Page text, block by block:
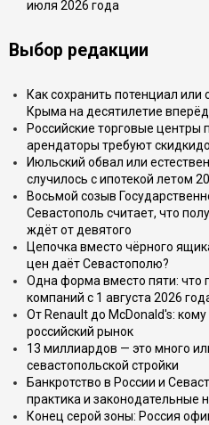
июля 2026 года
Выбор редакции
Как сохранить потенциал или
Крыма на десятилетие вперёд
Российские торговые центры
арендаторы требуют
Июльский обвал или
случилось с ипотекой летом
Восьмой созыв
Севастополь считает, что
ждёт от девятого
Цепочка вместо чёрного
цен даёт Севастополю?
Одна форма вместо пяти: что
компаний с 1 августа 2026
От Renault до McDonald's:
российский рынок
13 миллиардов — это много
севастопольской стройки
Банкротство в России и
практика и законодательные
Конец серой зоны: Россия